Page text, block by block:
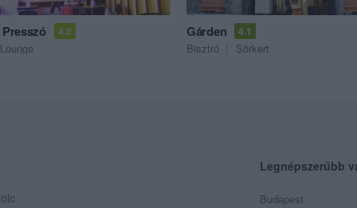
4.0
Lounge
Gárden 4.1
Bisztró Sörkert
Legnépszerűbb
Budapest